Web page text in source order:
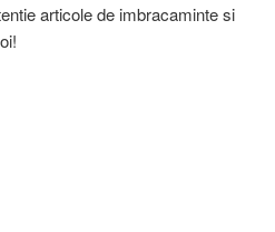
articole de imbracaminte si